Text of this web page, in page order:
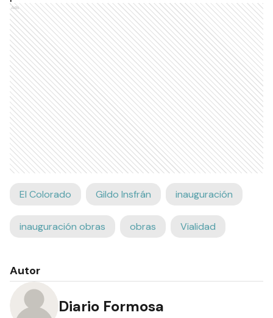
Ads
El Colorado Gildo Insfrán inauguración
inauguración obras obras Vialidad
Autor
Diario Formosa